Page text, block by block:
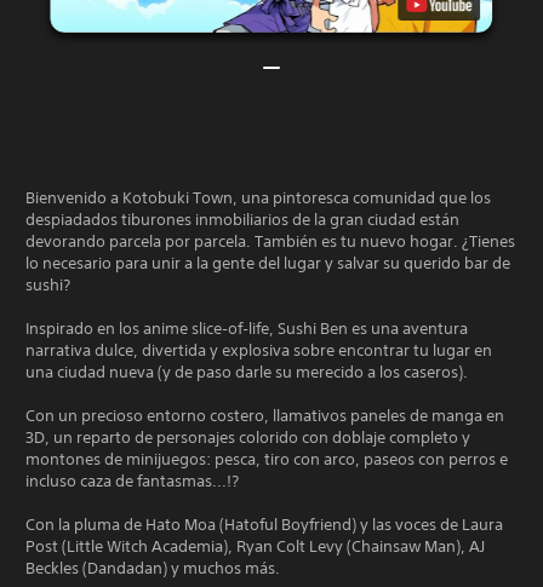
Bienvenido a Kotobuki Town, una pintoresca comunidad que los
despiadados tiburones inmobiliarios de la gran ciudad están
devorando parcela por parcela. También es tu nuevo hogar. ¿Tienes
lo necesario para unir a la gente del lugar y salvar su querido bar de
sushi?
Inspirado en los anime slice‑of‑life, Sushi Ben es una aventura
narrativa dulce, divertida y explosiva sobre encontrar tu lugar en
una ciudad nueva (y de paso darle su merecido a los caseros).
Con un precioso entorno costero, llamativos paneles de manga en
3D, un reparto de personajes colorido con doblaje completo y
montones de minijuegos: pesca, tiro con arco, paseos con perros e
incluso caza de fantasmas...!?
Con la pluma de Hato Moa (Hatoful Boyfriend) y las voces de Laura
Post (Little Witch Academia), Ryan Colt Levy (Chainsaw Man), AJ
Beckles (Dandadan) y muchos más.